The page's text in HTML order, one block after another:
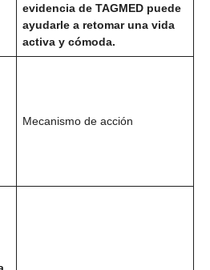
evidencia de TAGMED puede
ayudarle a retomar una vida
activa y cómoda.
Mecanismo de acción